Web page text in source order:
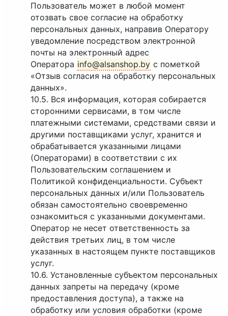
Пользователь может в любой момент
отозвать свое согласие на обработку
персональных данных, направив Оператору
уведомление посредством электронной
почты на электронный адрес
Оператора info@alsanshop.by с пометкой
«Отзыв согласия на обработку персональных
данных».
10.5. Вся информация, которая собирается
сторонними сервисами, в том числе
платежными системами, средствами связи и
другими поставщиками услуг, хранится и
обрабатывается указанными лицами
(Операторами) в соответствии с их
Пользовательским соглашением и
Политикой конфиденциальности. Субъект
персональных данных и/или Пользователь
обязан самостоятельно своевременно
ознакомиться с указанными документами.
Оператор не несет ответственность за
действия третьих лиц, в том числе
указанных в настоящем пункте поставщиков
услуг.
10.6. Установленные субъектом персональных
данных запреты на передачу (кроме
предоставления доступа), а также на
обработку или условия обработки (кроме